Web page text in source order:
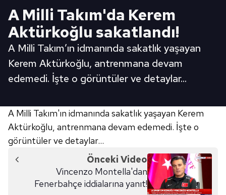
A Milli Takım'da Kerem
Aktürkoğlu sakatlandı!
A Milli Takım’ın idmanında sakatlık yaşayan
Kerem Aktürkoğlu, antrenmana devam
edemedi. İşte o görüntüler ve detaylar...
A Milli Takım'ın idmanında sakatlık yaşayan Kerem
Aktürkoğlu, antrenmana devam edemedi. İşte o
görüntüler ve detaylar...
Önceki Video
Vincenzo Montella'dan
Fenerbahçe iddialarına yanıt!